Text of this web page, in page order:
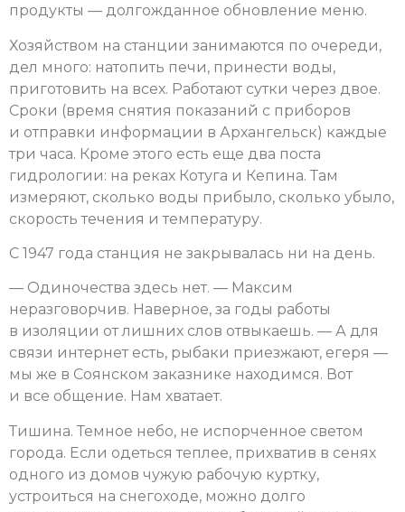
продукты — долгожданное обновление меню.
Хозяйством на станции занимаются по очереди,
дел много: натопить печи, принести воды,
приготовить на всех. Работают сутки через двое.
Сроки (время снятия показаний с приборов
и отправки информации в Архангельск) каждые
три часа. Кроме этого есть еще два поста
гидрологии: на реках Котуга и Кепина. Там
измеряют, сколько воды прибыло, сколько убыло,
скорость течения и температуру.
С 1947 года станция не закрывалась ни на день.
— Одиночества здесь нет. — Максим
неразговорчив. Наверное, за годы работы
в изоляции от лишних слов отвыкаешь. — А для
связи интернет есть, рыбаки приезжают, егеря —
мы же в Соянском заказнике находимся. Вот
и все общение. Нам хватает.
Тишина. Темное небо, не испорченное светом
города. Если одеться теплее, прихватив в сенях
одного из домов чужую рабочую куртку,
устроиться на снегоходе, можно долго